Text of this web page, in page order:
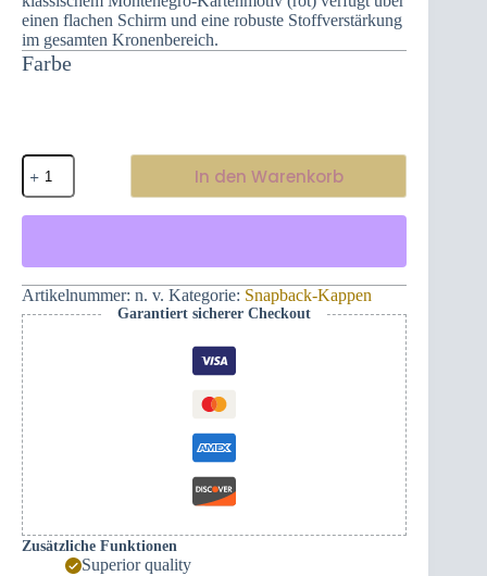
einen flachen Schirm und eine robuste Stoffverstärkung
im gesamten Kronenbereich.
Farbe
Attraktive
Snapbckmütze
–
Montenegro-
Menge
In den Warenkorb
Artikelnummer: n. v. Kategorie: Snapback-Kappen
Garantiert sicherer Checkout
Zusätzliche Funktionen
Superior quality